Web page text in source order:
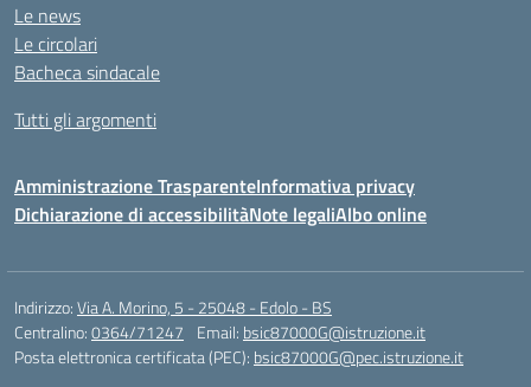
Le news
Le circolari
Bacheca sindacale
Tutti gli argomenti
Amministrazione TrasparenteInformativa privacy
Dichiarazione di accessibilitàNote legaliAlbo online
Indirizzo:Via A. Morino, 5 - 25048 - Edolo - BS
Centralino:0364/71247 Email: bsic87000G@istruzione.it
Posta elettronica certificata (PEC): bsic87000G@pec.istruzione.it